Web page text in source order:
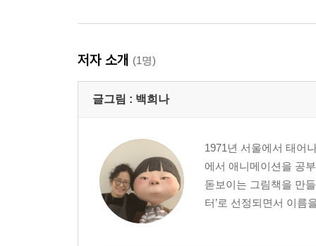
저자 소개 (1명)
글그림 : 백희나
1971년 서울에서 태어
에서 애니메이션을 공
돋보이는 그림책을 만
터’로 선정되면서 이름